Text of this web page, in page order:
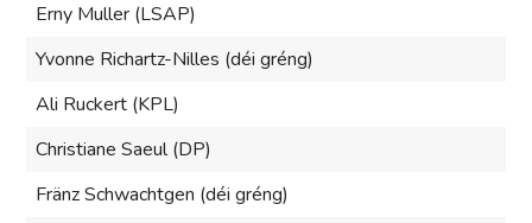
Erny Muller (LSAP)
Yvonne Richartz-Nilles (déi gréng)
Ali Ruckert (KPL)
Christiane Saeul (DP)
Fränz Schwachtgen (déi gréng)